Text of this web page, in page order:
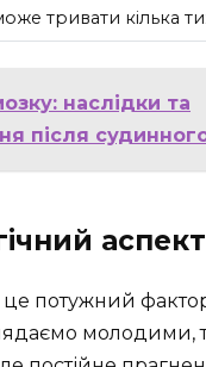
тривати кілька
наслідки та
після
аспект
потужний
молодими,